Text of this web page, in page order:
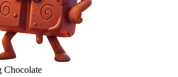
Chocolate